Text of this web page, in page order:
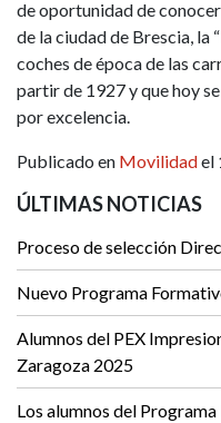
de oportunidad de
de la ciudad de Brescia, la
coches de época de las
partir de 1927 y que hoy
por excelencia.
Publicado en Movilidadel
ÚLTIMAS NOTICIAS
Proceso de selección
Nuevo Programa
Alumnos del PEX
Zaragoza 2025
Los alumnos del